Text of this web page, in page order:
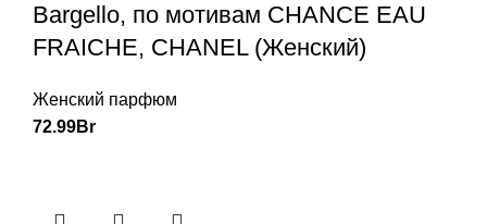
Bargello, по мотивам CHANCE EAU
FRAICHE, CHANEL (Женский)
Женский парфюм
72.99Br